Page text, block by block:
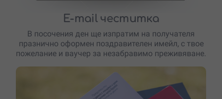
E-mail честитка
В посочения ден ще изпратим на получателя
празнично оформен поздравителен имейл, с твое
пожелание и ваучер за незабравимо преживяване.